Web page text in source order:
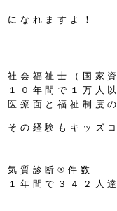
になれますよ！
社会福祉士（国家
１０年間で１万人
医療面と福祉制度
その経験もキッズ
気質診断®件数
１年間で３４２人